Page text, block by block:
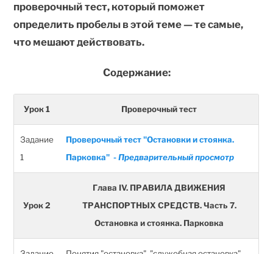
проверочный тест, который поможет
определить пробелы в этой теме — те самые,
что мешают действовать.
Содержание:
Урок 1 Проверочный тест
Задание
1
Проверочный тест "Остановки и стоянка.
Парковка" -Предварительный просмотр
Урок 2
Глава IV. ПРАВИЛА ДВИЖЕНИЯ
ТРАНСПОРТНЫХ СРЕДСТВ. Часть 7.
Остановка и стоянка. Парковка